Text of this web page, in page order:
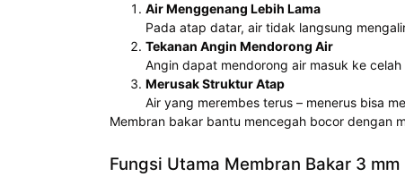
Air Menggenang Lebih Lama
Pada atap datar, air tidak langsung
Tekanan Angin Mendorong Air
Angin dapat mendorong air masuk ke
Merusak Struktur Atap
Air yang merembes terus – menerus bisa
Membran bakar bantu mencegah bocor dengan
Fungsi Utama Membran Bakar 3 mm